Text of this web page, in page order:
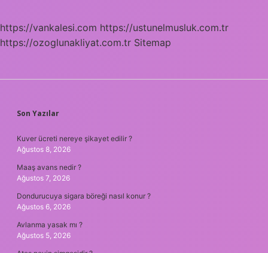
https://vankalesi.com https://ustunelmusluk.com.tr
https://ozoglunakliyat.com.tr Sitemap
SIDEBAR
Son Yazılar
Kuver ücreti nereye şikayet edilir ?
Ağustos 8, 2026
Maaş avans nedir ?
Ağustos 7, 2026
Dondurucuya sigara böreği nasıl konur ?
Ağustos 6, 2026
Avlanma yasak mı ?
Ağustos 5, 2026